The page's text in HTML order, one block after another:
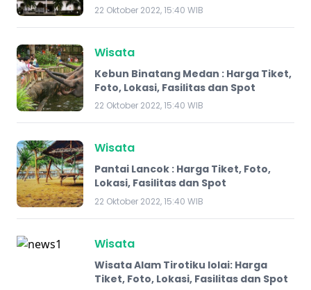
22 Oktober 2022, 15:40 WIB
Wisata
Kebun Binatang Medan : Harga Tiket,
Foto, Lokasi, Fasilitas dan Spot
22 Oktober 2022, 15:40 WIB
Wisata
Pantai Lancok : Harga Tiket, Foto,
Lokasi, Fasilitas dan Spot
22 Oktober 2022, 15:40 WIB
Wisata
Wisata Alam Tirotiku lolai: Harga
Tiket, Foto, Lokasi, Fasilitas dan Spot